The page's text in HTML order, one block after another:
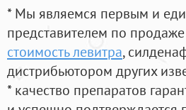
* Мы являемся первым и
представителем по
стоимость левитра,
дистрибьютором других
* качество препаратов